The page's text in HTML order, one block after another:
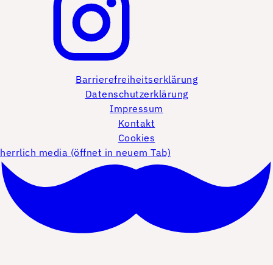
Barrierefreiheitserklärung
Datenschutzerklärung
Impressum
Kontakt
Cookies
herrlich media (öffnet in neuem Tab)